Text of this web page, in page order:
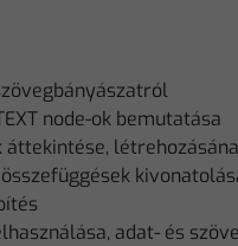
node-ok bemutatása
adat- és